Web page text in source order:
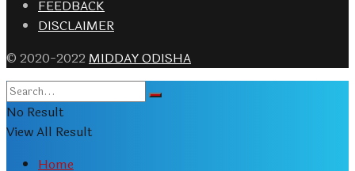
FEEDBACK
DISCLAIMER
© 2020-2022 MIDDAY ODISHA
No Result
View All Result
Home